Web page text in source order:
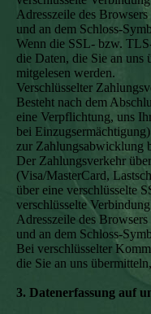
Adresszeile des
und an dem Schloss-
Wenn die SSL- bzw.
die Daten, die Sie an
mitgelesen werden.
Verschlüsselter
Besteht nach dem
eine Verpflichtung, uns
bei
zur Zahlungsabwicklung
Der Zahlungsverkehr
(Visa/MasterCard,
über eine verschlüsselte
verschlüsselte
Adresszeile des
und an dem Schloss-
Bei verschlüsselter
die Sie an uns
3. Datenerfassung auf